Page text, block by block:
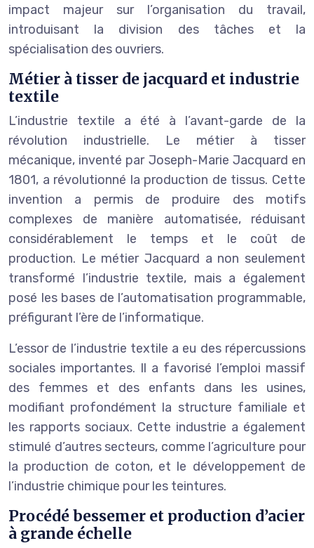
impact majeur sur l’organisation du travail,
introduisant la division des tâches et la
spécialisation des ouvriers.
Métier à tisser de jacquard et industrie
textile
L’industrie textile a été à l’avant-garde de la
révolution industrielle. Le métier à tisser
mécanique, inventé par Joseph-Marie Jacquard en
1801, a révolutionné la production de tissus. Cette
invention a permis de produire des motifs
complexes de manière automatisée, réduisant
considérablement le temps et le coût de
production. Le métier Jacquard a non seulement
transformé l’industrie textile, mais a également
posé les bases de l’automatisation programmable,
préfigurant l’ère de l’informatique.
L’essor de l’industrie textile a eu des répercussions
sociales importantes. Il a favorisé l’emploi massif
des femmes et des enfants dans les usines,
modifiant profondément la structure familiale et
les rapports sociaux. Cette industrie a également
stimulé d’autres secteurs, comme l’agriculture pour
la production de coton, et le développement de
l’industrie chimique pour les teintures.
Procédé bessemer et production d’acier
à grande échelle